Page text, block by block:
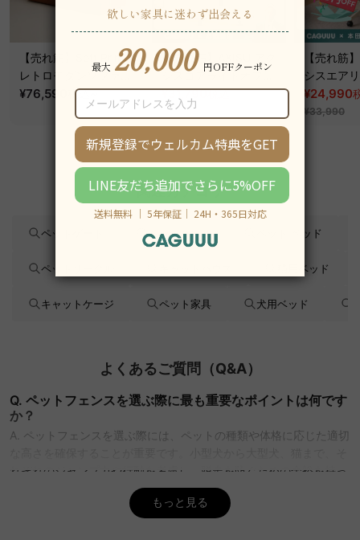
【売れ筋】Soft Prime
レトロモダンソファベ
ッド｜20色以上から選
べるコーデュロイ
2WAY【色カスタマイ
¥76,590 税込~
【売れ筋】AXISU アク
シスコアライトオフィ
スチェア
¥31,790税込 ¥39,290
【売れ筋
シスエア
フィスチ
¥24,990
¥33,990
関連カテゴリ
ペットゲート ペットハウス ペット ベッド
ペットサークル 猫用ベッド
キャットケージ ペット家具 犬用ベッド
よくあるご質問（Q&A）
Q. ペットフェンスを選ぶ際に最も重要なポイントは何です
か？
A. ペットフェンスを選ぶ際には、ペットの種類や体格に応じた適切
れぞれのジャンプ力や行動を考慮し、脱走を防ぐための余裕を持っ
た高さ設定が必要です。また、安全性も重要で、ペットが噛んだり
体当たりしても壊れにくい素材を選びましょう。CAGUUUでは、耐
もっと見る